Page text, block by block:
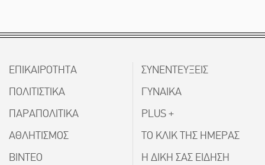
ΕΠΙΚΑΙΡΟΤΗΤΑ
ΠΟΛΙΤΙΣΤΙΚΑ
ΠΑΡΑΠΟΛΙΤΙΚΑ
ΑΘΛΗΤΙΣΜΟΣ
ΒΙΝΤΕΟ
ΣΥΝΕΝΤΕΥΞΕΙΣ
ΓΥΝΑΙΚΑ
PLUS +
ΤΟ ΚΛΙΚ ΤΗΣ ΗΜΕΡΑΣ
Η ΔΙΚΗ ΣΑΣ ΕΙΔΗΣΗ